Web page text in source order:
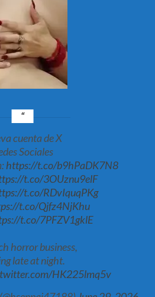
cuenta de X
Sociales
https://t.co/b9hPaDK7N8
t.co/3OUznu9elF
t.co/RDvIquqPKg
t.co/Qjfz4NjKhu
t.co/7PFZV1gklE
horror business,
late at night.
HK225lmq5v